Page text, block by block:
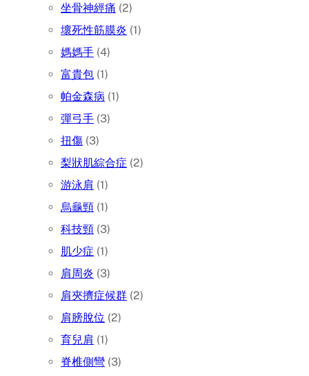
坐骨神經痛 (2)
壞死性筋膜炎 (1)
媽媽手 (4)
富貴包 (1)
帕金森病 (1)
彈弓手 (3)
扭傷 (3)
梨狀肌綜合症 (2)
游泳肩 (1)
烏龜頸 (1)
科技頸 (3)
肌少症 (1)
肩周炎 (3)
肩夾擠症候群 (2)
肩膀脫位 (2)
育兒肩 (1)
脊椎側彎 (3)